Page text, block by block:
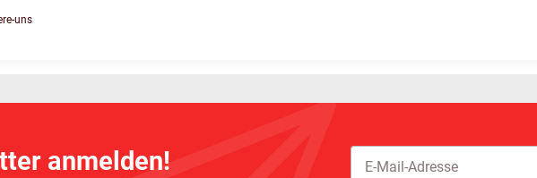
uns
anmelden!